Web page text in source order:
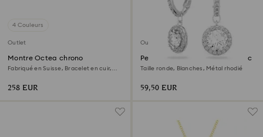
4 Couleurs
Outlet
Montre Octea chrono
Fabriqué en Suisse, Bracelet en cuir,
258 EUR
Outlet
Pendants d'oreilles Una Angelic
Taille ronde, Blanches, Métal rhodié
59,50 EUR